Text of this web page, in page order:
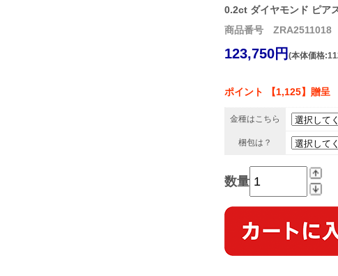
0.2ct ダイヤモンド ピア
商品番号 ZRA2511018
123,750円 (本体価格
ポイント 【1,125】贈呈
金種はこちら
梱包は？
数量